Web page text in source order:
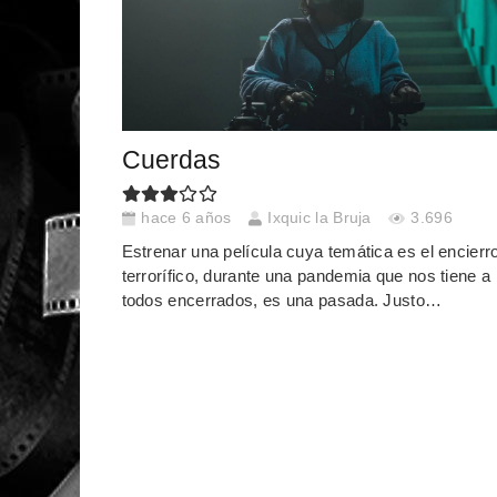
Cuerdas
hace 6 años Ixquic la Bruja 3.696
Estrenar una película cuya temática es el
terrorífico, durante una pandemia que nos tiene a
todos encerrados, es una pasada. Justo…